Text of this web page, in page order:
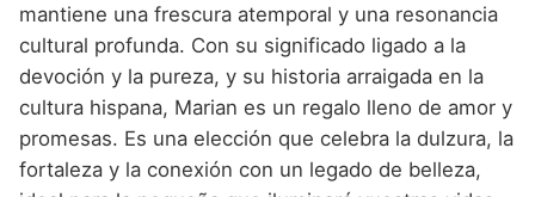
mantiene una frescura atemporal y una resonancia
cultural profunda. Con su significado ligado a la
devoción y la pureza, y su historia arraigada en la
cultura hispana, Marian es un regalo lleno de amor y
promesas. Es una elección que celebra la dulzura, la
fortaleza y la conexión con un legado de belleza,